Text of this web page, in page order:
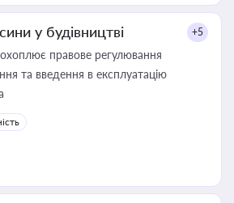
у будівництві +5
правове регулювання
та введення в експлуатацію